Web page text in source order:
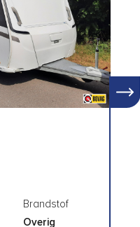
Brandstof
Overig